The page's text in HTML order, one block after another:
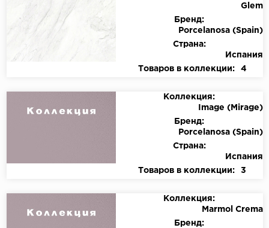
Glem
Бренд:
Porcelanosa (Spain)
Страна:
Испания
Товаров в коллекции:
4
Коллекция:
Image (Mirage)
Бренд:
Porcelanosa (Spain)
Страна:
Испания
Товаров в коллекции:
3
Коллекция:
Marmol Crema
Бренд: